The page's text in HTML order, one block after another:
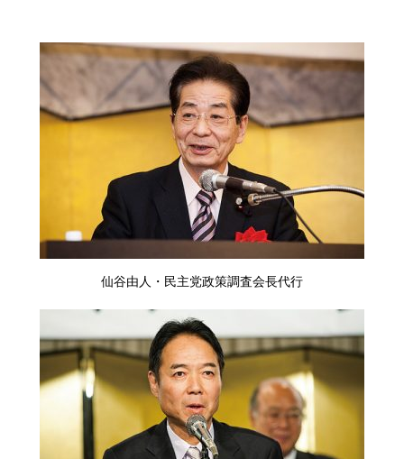
仙谷由人・民主党政策調査会長代行